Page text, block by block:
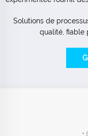
Solutions de
qualité, fiable
+